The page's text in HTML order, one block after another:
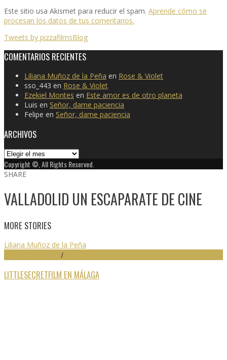
Este sitio usa Akismet para reducir el spam. Aprende cómo se
procesan los datos de tus comentarios.
Tweets by pizzafilmsBlog
COMENTARIOS RECIENTES
Liliana Muñoz de la Peña en Rose & Violet
sso_443 en Rose & Violet
Ezekiel Montes en Este amor es de otro planeta
Luis en Señor, dame paciencia
Felipe en Señor, dame paciencia
ARCHIVOS
Archivos
Copyright ©, All Rights Reserved.
SHARE
VALLADOLID UN ESCAPARATE DE CINE
MORE STORIES
Liliana Muñoz de la Peña
/
LITTLESECRETFILM EN MÁLAGA